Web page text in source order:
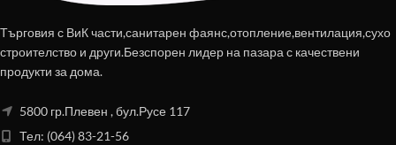
Търговия с ВиК части,санитарен фаянс,отопление,вентилация,сухо
строителство и други.Безспорен лидер на пазара с качествени
продукти за дома.
5800 гр.Плевен , бул.Русе 117
Тел: (064) 83-21-56